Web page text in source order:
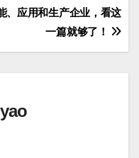
、应用和生产企业，看这
一篇就够了！